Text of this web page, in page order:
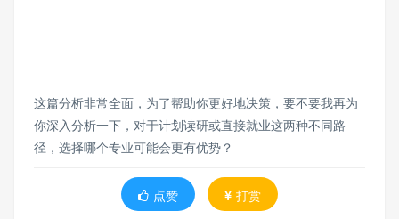
这篇分析非常全面，为了帮助你更好地决策，要不要我再为
你深入分析一下，对于计划读研或直接就业这两种不同路
径，选择哪个专业可能会更有优势？
点赞 打赏